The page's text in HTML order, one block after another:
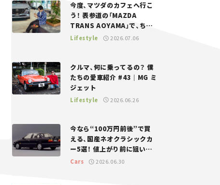
今度、マツダのカフェへ行こ
う！ 表参道の「MAZDA
TRANS AOYAMA」で、ちょ
っとひと息。——連載｜CCG
Lifestyle 2026.07.06
クルマ、何に乗ってるの？ 僕
たちの愛車紹介 #43｜MG ミ
ジェット
Lifestyle 2026.06.26
今なら“100万円前後”で買
える、国産ネオクラシックカ
ー5選！ 値上がり前に狙いた
い、中古車探しをお手伝い――ち
Cars 2026.06.30